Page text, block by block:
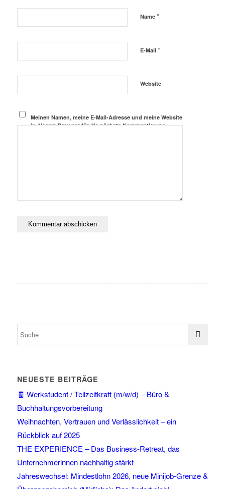
Name *
E-Mail *
Website
Meinen Namen, meine E-Mail-Adresse und meine Website
in diesem Browser für die nächste Kommentierung
NEUESTE BEITRÄGE
🧾 Werkstudent / Teilzeitkraft (m/w/d) – Büro &
Buchhaltungsvorbereitung
Weihnachten, Vertrauen und Verlässlichkeit – ein
Rückblick auf 2025
THE EXPERIENCE – Das Business-Retreat, das
Unternehmerinnen nachhaltig stärkt
Jahreswechsel: Mindestlohn 2026, neue Minijob-Grenze &